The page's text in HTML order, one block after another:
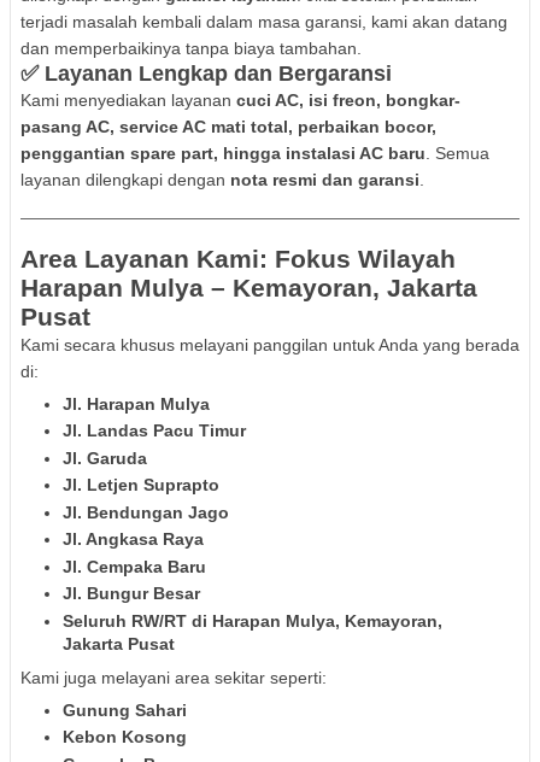
terjadi masalah kembali dalam masa garansi, kami akan datang
dan memperbaikinya tanpa biaya tambahan.
✅ Layanan Lengkap dan Bergaransi
Kami menyediakan layanan cuci AC, isi freon, bongkar-
pasang AC, service AC mati total, perbaikan bocor,
penggantian spare part, hingga instalasi AC baru . Semua
layanan dilengkapi dengan nota resmi dan garansi
Area Layanan Kami: Fokus Wilayah
Harapan Mulya – Kemayoran, Jakarta
Pusat
Kami secara khusus melayani panggilan untuk Anda yang berada
di:
Jl. Harapan Mulya
Jl. Landas Pacu Timur
Jl. Garuda
Jl. Letjen Suprapto
Jl. Bendungan Jago
Jl. Angkasa Raya
Jl. Cempaka Baru
Jl. Bungur Besar
Seluruh RW/RT di Harapan Mulya, Kemayoran,
Jakarta Pusat
Kami juga melayani area sekitar seperti:
Gunung Sahari
Kebon Kosong